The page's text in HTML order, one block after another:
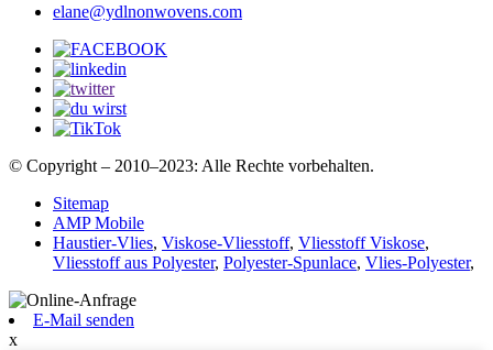
elane@ydlnonwovens.com
© Copyright – 2010–2023: Alle Rechte vorbehalten.
Sitemap
AMP Mobile
Haustier-Vlies, Viskose-Vliesstoff, Vliesstoff Viskose,
Vliesstoff aus Polyester, Polyester-Spunlace, Vlies-Polyester,
E-Mail senden
x